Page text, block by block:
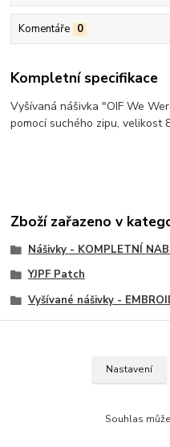
Komentáře 0
Kompletní specifikace
Vyšívaná nášivka "OIF We
pomocí suchého zipu, velikost
Zboží zařazeno v
Nášivky - KOMPLETNÍ
YJPF Patch
Vyšívané nášivky -
Velcro nášivky, Velcro
Nastavení
Souhlas